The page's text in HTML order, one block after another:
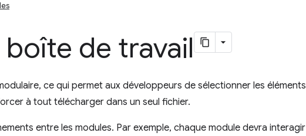
de travail
ce qui permet aux développeurs de sélectionner les éléments
à tout télécharger dans un seul fichier.
entre les modules. Par exemple, chaque module devra interagir